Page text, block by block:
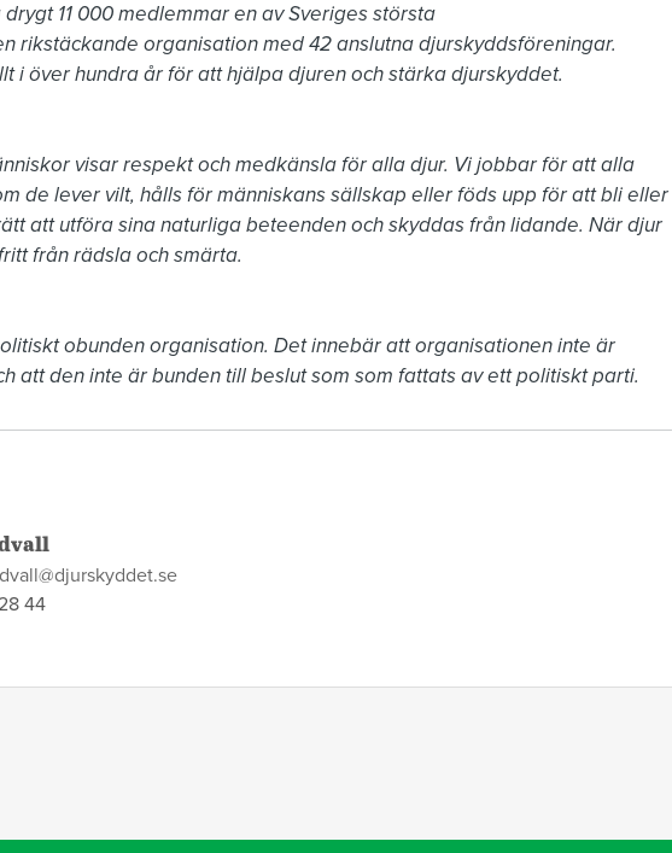
11 000 medlemmar en av Sveriges största
rikstäckande organisation med 42 anslutna djurskyddsföreningar.
i över hundra år för att hjälpa djuren och stärka djurskyddet.
visar respekt och medkänsla för alla djur. Vi jobbar för att alla
de lever vilt, hålls för människans sällskap eller föds upp för att bli eller
att utföra sina naturliga beteenden och skyddas från lidande. När djur
från rädsla och smärta.
obunden organisation. Det innebär att organisationen inte är
att den inte är bunden till beslut som som fattats av ett politiskt parti.
44